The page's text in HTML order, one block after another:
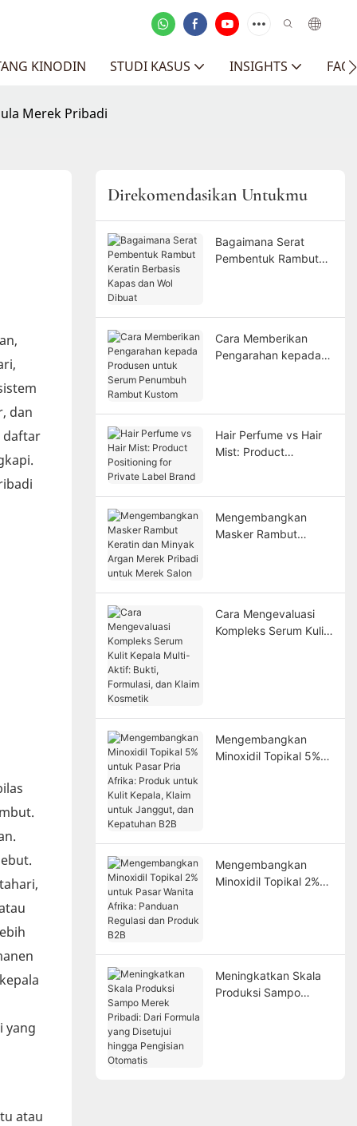
KINODIN STUDI KASUS INSIGHTS FAQ
Merek Pribadi
dan
daftar
yang
atau
Direkomendasikan Untukmu
Bagaimana Serat
Pembentuk Rambut
Cara Memberikan
Pengarahan kepada
Hair Perfume vs Hair
Mist: Product
Mengembangkan
Masker Rambut
Cara Mengevaluasi
Kompleks Serum Kulit
Mengembangkan
Minoxidil Topikal 5%
Mengembangkan
Minoxidil Topikal 2%
Meningkatkan Skala
Produksi Sampo